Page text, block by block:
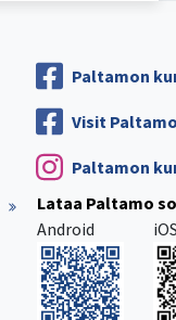
Paltamon
Visit Paltamo
Paltamon
Lataa Paltamo
Android
iOS